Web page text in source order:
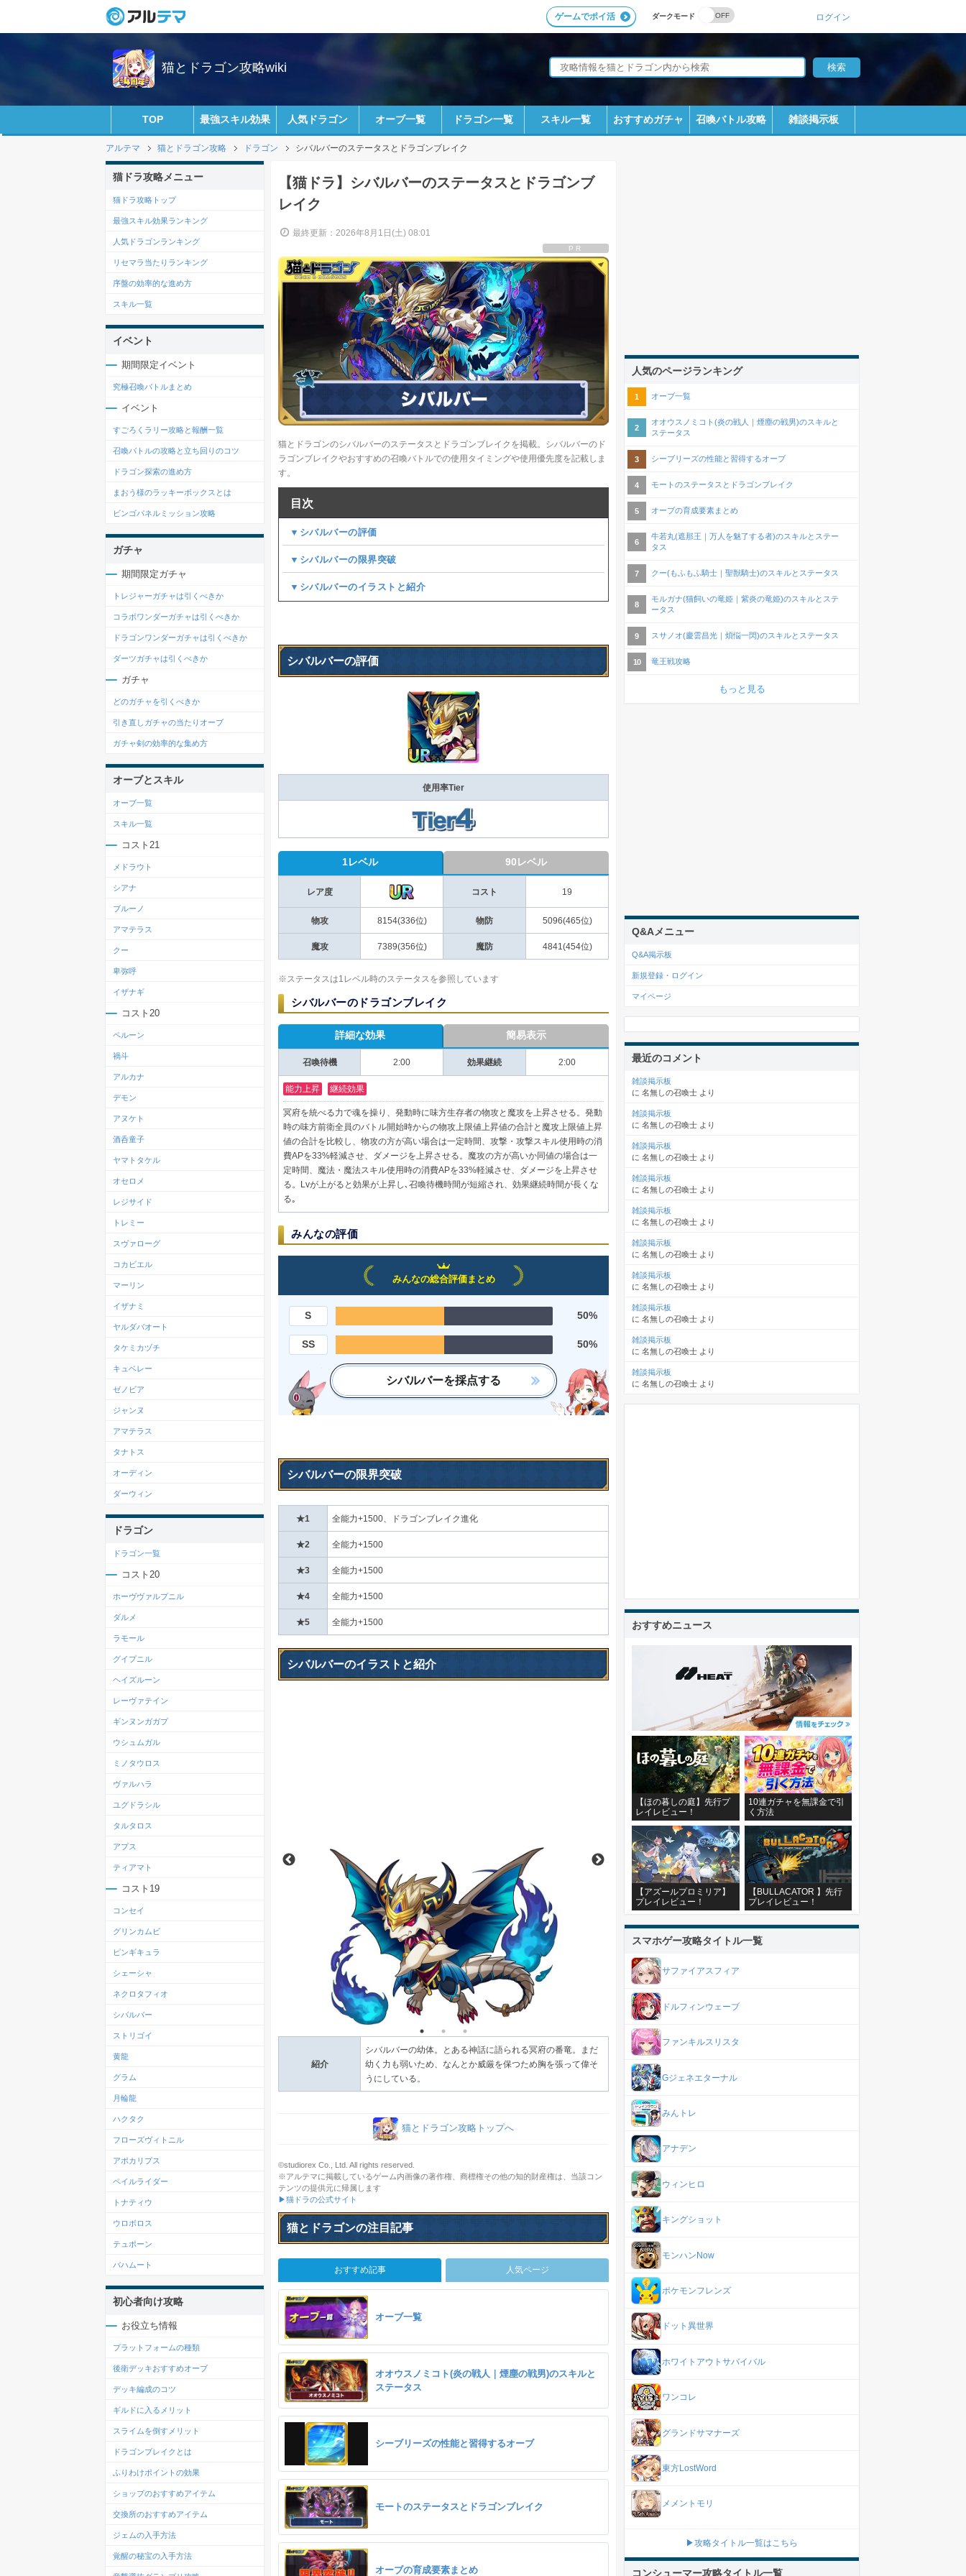
ダークモード
ゲームでポイ活 ログイン
猫とドラゴン攻略wiki
TOP 最強スキル効果 人気ドラゴン オーブ一覧 ドラゴン一覧 スキル一覧 おすすめガチャ 召喚バトル攻略 雑談掲示板
アルテマ 猫とドラゴン攻略 ドラゴン シバルバーのステータスとドラゴンブレイク
【猫ドラ】シバルバーのステータスとドラゴンブ
レイク
最終更新：2026年8月1日(土) 08:01
PR
猫とドラゴンのシバルバーのステータスとドラゴンブレイクを掲載。シバルバーのド
ラゴンブレイクやおすすめの召喚バトルでの使用タイミングや使用優先度を記載しま
す。
目次
▼シバルバーの評価
▼シバルバーの限界突破
▼シバルバーのイラストと紹介
シバルバーの評価
使用率Tier
1レベル 90レベル
レア度 コスト 19
物攻 8154(336位) 物防 5096(465位)
魔攻 7389(356位) 魔防 4841(454位)
※ステータスは1レベル時のステータスを参照しています
シバルバーのドラゴンブレイク
詳細な効果 簡易表示
召喚待機 2:00 効果継続 2:00
能力上昇 継続効果
冥府を統べる力で魂を操り、発動時に味方生存者の物攻と魔攻を上昇させる。発動
時の味方前衛全員のバトル開始時からの物攻上限値上昇値の合計と魔攻上限値上昇
値の合計を比較し、物攻の方が高い場合は一定時間、攻撃・攻撃スキル使用時の消
費APを33%軽減させ、ダメージを上昇させる。魔攻の方が高いか同値の場合は一
定時間、魔法・魔法スキル使用時の消費APを33%軽減させ、ダメージを上昇させ
る。Lvが上がると効果が上昇し､召喚待機時間が短縮され、効果継続時間が長くな
る｡
みんなの評価
みんなの総合評価まとめ
S 50%
SS 50%
シバルバーを採点する
シバルバーの限界突破
★1 全能力+1500、ドラゴンブレイク進化
★2 全能力+1500
★3 全能力+1500
★4 全能力+1500
★5 全能力+1500
シバルバーのイラストと紹介
紹介
シバルバーの幼体。とある神話に語られる冥府の番竜。まだ
幼く力も弱いため、なんとか威厳を保つため胸を張って偉そ
うにしている。
猫とドラゴン攻略トップへ
©studiorex Co., Ltd. All rights reserved.
※アルテマに掲載しているゲーム内画像の著作権、商標権その他の知的財産権は、当該コン
テンツの提供元に帰属します
▶猫ドラの公式サイト
猫とドラゴンの注目記事
おすすめ記事 人気ページ
オーブ一覧
オオウスノミコト(炎の戦人｜煙塵の戦男)のスキルと
ステータス
シーブリーズの性能と習得するオーブ
モートのステータスとドラゴンブレイク
オーブの育成要素まとめ
猫ドラ攻略メニュー
猫ドラ攻略トップ
最強スキル効果ランキング
人気ドラゴンランキング
リセマラ当たりランキング
序盤の効率的な進め方
スキル一覧
イベント
期間限定イベント
究極召喚バトルまとめ
イベント
すごろくラリー攻略と報酬一覧
召喚バトルの攻略と立ち回りのコツ
ドラゴン探索の進め方
まおう様のラッキーボックスとは
ビンゴパネルミッション攻略
ガチャ
期間限定ガチャ
トレジャーガチャは引くべきか
コラボワンダーガチャは引くべきか
ドラゴンワンダーガチャは引くべきか
ダーツガチャは引くべきか
ガチャ
どのガチャを引くべきか
引き直しガチャの当たりオーブ
ガチャ剣の効率的な集め方
オーブとスキル
オーブ一覧
スキル一覧
コスト21
メドラウト
シアナ
ブルーノ
アマテラス
クー
卑弥呼
イザナギ
コスト20
ペルーン
禍斗
アルカナ
デモン
アヌケト
酒呑童子
ヤマトタケル
オセロメ
レジサイド
トレミー
スヴァローグ
コカビエル
マーリン
イザナミ
ヤルダバオート
タケミカヅチ
キュベレー
ゼノビア
ジャンヌ
アマテラス
タナトス
オーディン
ダーウィン
ドラゴン
ドラゴン一覧
コスト20
ホーヴヴァルプニル
ダルメ
ラモール
グイプニル
ヘイズルーン
レーヴァテイン
ギンヌンガガプ
ウシュムガル
ミノタウロス
ヴァルハラ
ユグドラシル
タルタロス
アプス
ティアマト
コスト19
コンセイ
グリンカムビ
ピンギキュラ
シェーシャ
ネクロタフィオ
シバルバー
ストリゴイ
黄龍
グラム
月輪龍
ハクタク
フローズヴィトニル
アポカリプス
ペイルライダー
トナティウ
ウロボロス
テュポーン
バハムート
初心者向け攻略
お役立ち情報
プラットフォームの種類
後衛デッキおすすめオーブ
デッキ編成のコツ
ギルドに入るメリット
スライムを倒すメリット
ドラゴンブレイクとは
ふりわけポイントの効果
ショップのおすすめアイテム
交換所のおすすめアイテム
ジェムの入手方法
覚醒の秘宝の入手方法
人気のページランキング
オーブ一覧
オオウスノミコト(炎の戦人｜煙塵の戦男)のスキルと
ステータス
シーブリーズの性能と習得するオーブ
モートのステータスとドラゴンブレイク
オーブの育成要素まとめ
牛若丸(遮那王｜万人を魅了する者)のスキルとステー
タス
クー(もふもふ騎士｜聖獣騎士)のスキルとステータス
モルガナ(猫飼いの竜姫｜紫炎の竜姫)のスキルとステ
ータス
スサノオ(慶雲昌光｜煩悩一閃)のスキルとステータス
竜王戦攻略
もっと見る
Q&Aメニュー
Q&A掲示板
新規登録・ログイン
マイページ
最近のコメント
雑談掲示板
に 名無しの召喚士 より
雑談掲示板
に 名無しの召喚士 より
雑談掲示板
に 名無しの召喚士 より
雑談掲示板
に 名無しの召喚士 より
雑談掲示板
に 名無しの召喚士 より
雑談掲示板
に 名無しの召喚士 より
雑談掲示板
に 名無しの召喚士 より
雑談掲示板
に 名無しの召喚士 より
雑談掲示板
に 名無しの召喚士 より
雑談掲示板
に 名無しの召喚士 より
おすすめニュース
【ほの暮しの庭】先行プ
レイレビュー！
10連ガチャを無課金で引
く方法
【アズールプロミリア】
プレイレビュー！
【BULLACATOR 】先行
プレイレビュー！
スマホゲー攻略タイトル一覧
サファイアスフィア
ドルフィンウェーブ
ファンキルスリスタ
Gジェネエターナル
みんトレ
アナデン
ウィンヒロ
キングショット
モンハンNow
ポケモンフレンズ
ドット異世界
ホワイトアウトサバイバル
ワンコレ
グランドサマナーズ
東方LostWord
メメントモリ
▶攻略タイトル一覧はこちら
コンシューマー攻略タイトル一覧